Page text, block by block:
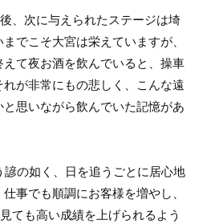
、次に与えられたステージは埼
でこそ大宮は栄えていますが、
て夜お酒を飲んでいると、操車
が非常にもの悲しく、こんな遠
思いながら飲んでいた記憶があ
諺の如く、日を追うごとに居心地
事でも順調にお客様を増やし、
ても高い成績を上げられるよう